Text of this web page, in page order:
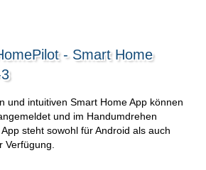
- Smart Home
und intuitiven Smart Home App können
und im Handumdrehen
steht sowohl für Android als auch
Verfügung.